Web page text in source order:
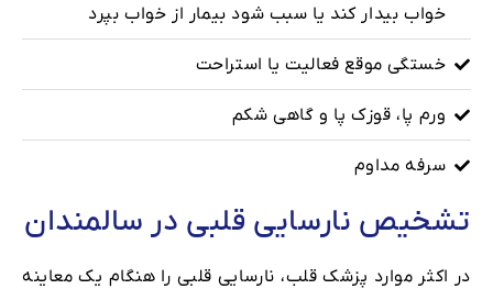
خواب بیدار کند یا سبب شود بیمار از خواب بپرد
خستگی موقع فعالیت یا استراحت
ورم پا، قوزک پا و گاهی شکم
سرفه مداوم
تشخیص نارسایی قلبی در سالمندان
در اکثر موارد پزشک قلب، نارسایی قلبی را هنگام یک معاینه